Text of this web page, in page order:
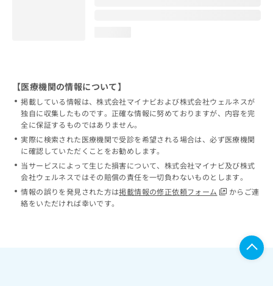
【医療機関の情報について】
掲載している情報は、株式会社マイナビおよび株式会社ウェルネスが
独自に収集したものです。正確な情報に努めておりますが、内容を完
全に保証するものではありません。
実際に検索された医療機関で受診を希望される場合は、必ず医療機関
に確認していただくことをお勧めします。
当サービスによって生じた損害について、株式会社マイナビ及び株式
会社ウェルネスではその賠償の責任を一切負わないものとします。
情報の誤りを発見された方は掲載情報の修正依頼フォーム
からご連
絡をいただければ幸いです。